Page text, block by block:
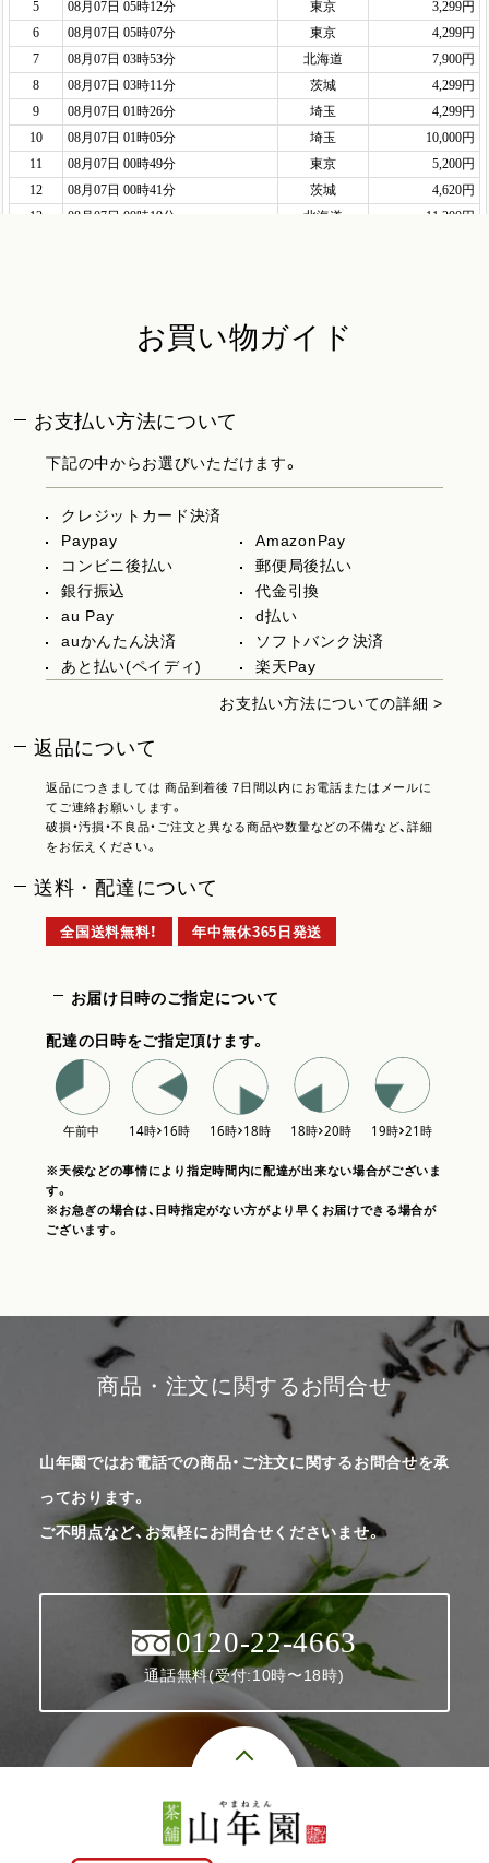
お買い物ガイド
お支払い方法について
下記の中からお選びいただけます。
クレジットカード決済
Paypay
AmazonPay
コンビニ後払い
郵便局後払い
銀行振込
代金引換
au Pay
d払い
auかんたん決済
ソフトバンク決済
あと払い(ペイディ)
楽天Pay
お支払い方法についての詳細 >
返品について
返品につきましては 商品到着後 7日間以内にお電話またはメールに
てご連絡お願いします。
破損・汚損・不良品・ご注文と異なる商品や数量などの不備など、詳細
をお伝えください。
送料・配達について
全国送料無料！ 年中無休365日発送
お届け日時のご指定について
配達の日時をご指定頂けます。
※天候などの事情により指定時間内に配達が出来ない場合がございま
す。
※お急ぎの場合は、日時指定がない方がより早くお届けできる場合が
ございます。
商品・注文に関するお問合せ
山年園ではお電話での商品・ご注文に関するお問合せを承
っております。
ご不明点など、お気軽にお問合せくださいませ。
0120-22-4663
通話無料(受付:10時〜18時)